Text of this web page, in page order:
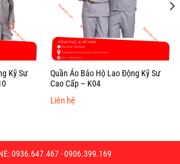
Kỹ Sư
Quần Áo Bảo Hộ Lao Động Kỹ Sư
Cao Cấp – K04
Liên hệ
0936.647.467 - 0906.399.169